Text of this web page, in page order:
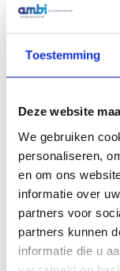
Toestemming
Deze website
We gebruiken
personaliseren,
en om ons
informatie over
partners voor
partners kunnen
informatie die u
Lincoln
vulpomp 2KG
In winkelwagen